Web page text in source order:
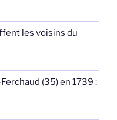
les voisins du
(35) en 1739 :